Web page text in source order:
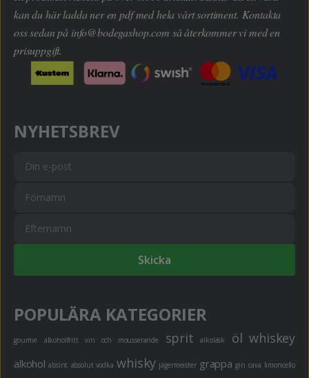
kan du här ladda ner en pdf med hela vårt sortiment. Kontakta
oss sedan på info@bodegashop.com så återkommer vi med en
prisuppgift.
NYHETSBREV
Skicka
POPULÄRA KATEGORIER
gourme alkoholfritt vin och mousserande sprit alkoläsk öl whiskey
alkohol absint absolut vodka whisky jägermeister grappa gin cava limoncello